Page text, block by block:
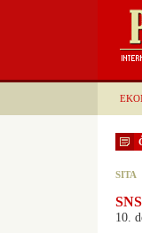
SITA
10.